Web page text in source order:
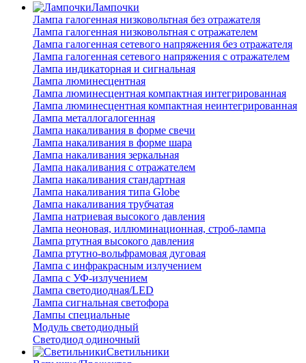
Лампочки
Лампа галогенная низковольтная без отражателя
Лампа галогенная низковольтная с отражателем
Лампа галогенная сетевого напряжения без отражателя
Лампа галогенная сетевого напряжения с отражателем
Лампа индикаторная и сигнальная
Лампа люминесцентная
Лампа люминесцентная компактная интегрированная
Лампа люминесцентная компактная неинтегрированная
Лампа металлогалогенная
Лампа накаливания в форме свечи
Лампа накаливания в форме шара
Лампа накаливания зеркальная
Лампа накаливания с отражателем
Лампа накаливания стандартная
Лампа накаливания типа Globe
Лампа накаливания трубчатая
Лампа натриевая высокого давления
Лампа неоновая, иллюминационная, строб-лампа
Лампа ртутная высокого давления
Лампа ртутно-вольфрамовая дуговая
Лампа с инфракрасным излучением
Лампа с УФ-излучением
Лампа светодиодная/LED
Лампа сигнальная светофора
Лампы специальные
Модуль светодиодный
Светодиод одиночный
Светильники